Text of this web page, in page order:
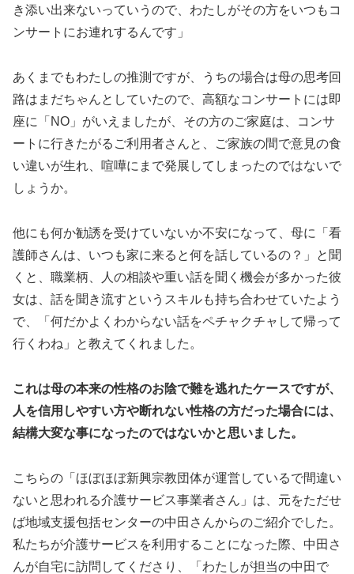
き添い出来ないっていうので、わたしがその方をいつもコ
ンサートにお連れするんです」
あくまでもわたしの推測ですが、うちの場合は母の思考回
路はまだちゃんとしていたので、高額なコンサートには即
座に「NO」がいえましたが、その方のご家庭は、コンサ
ートに行きたがるご利用者さんと、ご家族の間で意見の食
い違いが生れ、喧嘩にまで発展してしまったのではないで
しょうか。
他にも何か勧誘を受けていないか不安になって、母に「看
護師さんは、いつも家に来ると何を話しているの？」と聞
くと、職業柄、人の相談や重い話を聞く機会が多かった彼
女は、話を聞き流すというスキルも持ち合わせていたよう
で、「何だかよくわからない話をペチャクチャして帰って
行くわね」と教えてくれました。
これは母の本来の性格のお陰で難を逃れたケースですが、
人を信用しやすい方や断れない性格の方だった場合には、
結構大変な事になったのではないかと思いました。
こちらの「ほぼほぼ新興宗教団体が運営しているで間違い
ないと思われる介護サービス事業者さん」は、元をただせ
ば地域支援包括センターの中田さんからのご紹介でした。
私たちが介護サービスを利用することになった際、中田さ
んが自宅に訪問してくださり、「わたしが担当の中田で